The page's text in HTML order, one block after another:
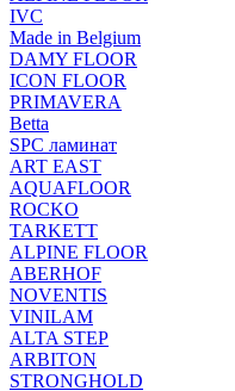
IVC
Made in Belgium
DAMY FLOOR
ICON FLOOR
PRIMAVERA
Betta
SPC ламинат
ART EAST
AQUAFLOOR
ROCKO
TARKETT
ALPINE FLOOR
ABERHOF
NOVENTIS
VINILAM
ALTA STEP
ARBITON
STRONGHOLD